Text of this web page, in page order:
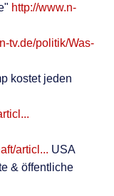
http://www.n-
tv.de/politik/Was-
kostet jeden
articl... USA
& öffentliche